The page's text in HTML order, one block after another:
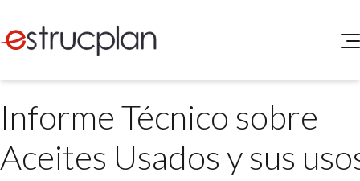
SERVICIOS
Medio Ambiente
INGRESAR
Informe Técnico sobre
Aceites Usados y sus